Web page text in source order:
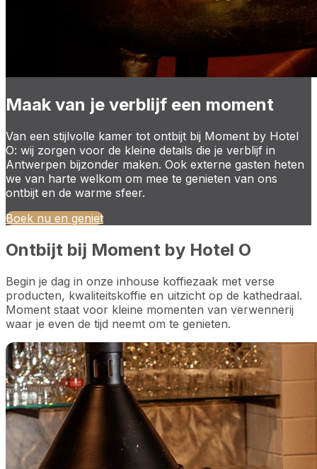
Maak van je verblijf een moment
Van een stijlvolle kamer tot ontbijt bij Moment by Hotel
O: wij zorgen voor de kleine details die je verblijf in
Antwerpen bijzonder maken. Ook externe gasten heten
we van harte welkom om mee te genieten van ons
ontbijt en de warme sfeer.
Boek nu en geniet
Ontbijt bij Moment by Hotel O
Begin je dag in onze inhouse koffiezaak met verse
producten, kwaliteitskoffie en uitzicht op de kathedraal.
Moment staat voor kleine momenten van verwennerij
waar je even de tijd neemt om te genieten.